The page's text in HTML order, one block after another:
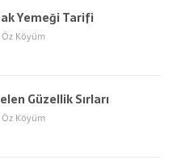
Yemeği Tarifi
Öz Köyüm
Güzellik Sırları
Öz Köyüm